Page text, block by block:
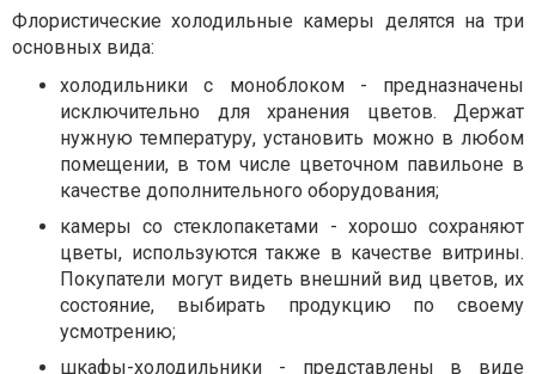
Флористические холодильные камеры делятся на три
основных вида:
холодильники с моноблоком - предназначены
исключительно для хранения цветов. Держат
нужную температуру, установить можно в любом
помещении, в том числе цветочном павильоне в
качестве дополнительного оборудования;
камеры со стеклопакетами - хорошо сохраняют
цветы, используются также в качестве витрины.
Покупатели могут видеть внешний вид цветов, их
состояние, выбирать продукцию по своему
усмотрению;
шкафы-холодильники - представлены в виде